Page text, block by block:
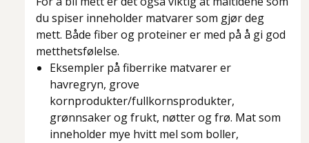
du spiser inneholder matvarer som gjør deg
mett. Både fiber og proteiner er med på å gi god
metthetsfølelse.
Eksempler på fiberrike matvarer er
havregryn, grove
kornprodukter/fullkornsprodukter,
grønnsaker og frukt, nøtter og frø. Mat som
inneholder mye hvitt mel som boller,